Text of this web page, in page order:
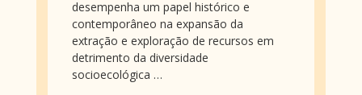
desempenha um papel histórico e
contemporâneo na expansão da
extração e exploração de recursos em
detrimento da diversidade
socioecológica …